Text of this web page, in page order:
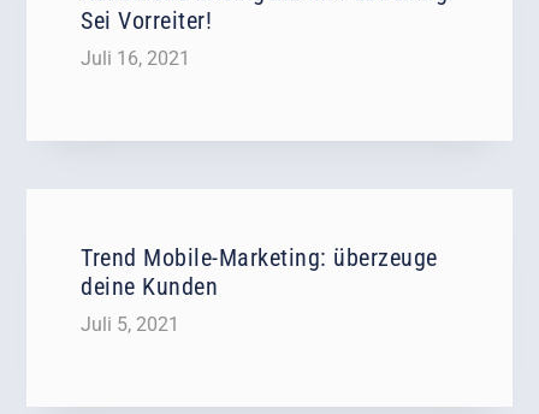
Sei Vorreiter!
Juli 16, 2021
Trend Mobile-Marketing: überzeuge
deine Kunden
Juli 5, 2021